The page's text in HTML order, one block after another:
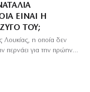
ΕΊΝΑΙ Η
ΤΟΥ;
Λουκίας, η οποία δεν
περνάει για την πρώην…